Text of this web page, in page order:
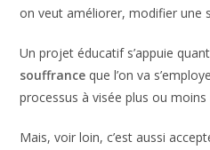
on veut améliorer, modifier une
Un projet éducatif s’appuie
souffrance que l’on va
processus à visée plus ou moins
Mais, voir loin, c’est aussi